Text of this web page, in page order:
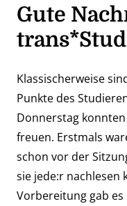
Gute
Klassischerweise
Punkte des
Donnerstag
freuen. Erstmals
schon vor der
sie jede:r nachlesen
Vorbereitung gab